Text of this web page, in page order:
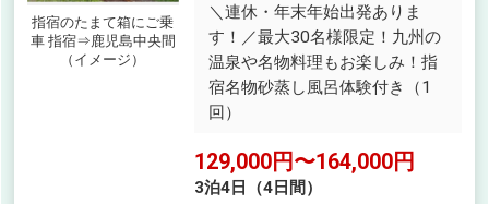
指宿のたまて箱にご乗
車 指宿⇒鹿児島中央間
（イメージ）
＼連休・年末年始出発ありま
す！／最大30名様限定！九州の
温泉や名物料理もお楽しみ！指
宿名物砂蒸し風呂体験付き（1
回）
129,000円〜164,000円
3泊4日（4日間）